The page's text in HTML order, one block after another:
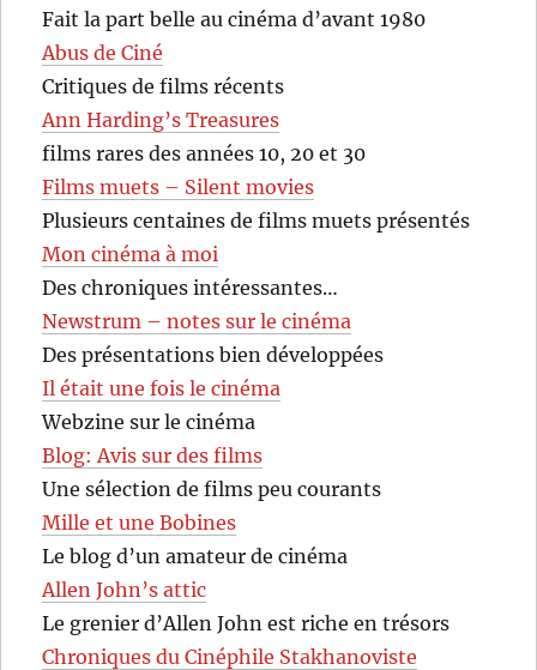
Fait la part belle au cinéma d’avant 1980
Abus de Ciné
Critiques de films récents
Ann Harding’s Treasures
films rares des années 10, 20 et 30
Films muets – Silent movies
Plusieurs centaines de films muets présentés
Mon cinéma à moi
Des chroniques intéressantes…
Newstrum – notes sur le cinéma
Des présentations bien développées
Il était une fois le cinéma
Webzine sur le cinéma
Blog: Avis sur des films
Une sélection de films peu courants
Mille et une Bobines
Le blog d’un amateur de cinéma
Allen John’s attic
Le grenier d’Allen John est riche en trésors
Chroniques du Cinéphile Stakhanoviste